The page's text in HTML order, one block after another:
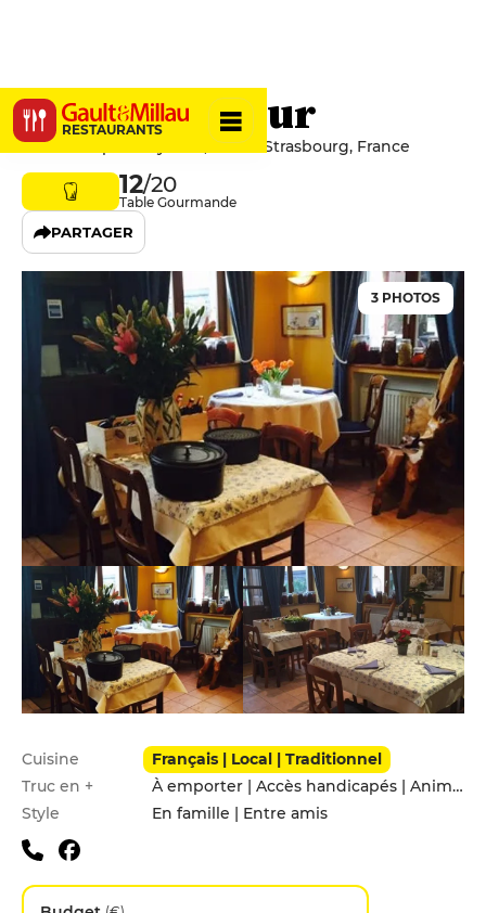
RESTAURANTS
La Vieille Tour
1 Rue Adolphe Seyboth, 67000 Strasbourg, France
12/20
Table Gourmande
PARTAGER
3 PHOTOS
Infos pratiques
Cuisine
Français | Local | Traditionnel
Truc en +
À emporter | Accès handicapés | Animaux acceptés
Style
En famille | Entre amis